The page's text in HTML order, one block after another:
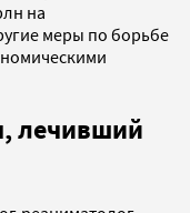
на
меры по борьбе
лечивший